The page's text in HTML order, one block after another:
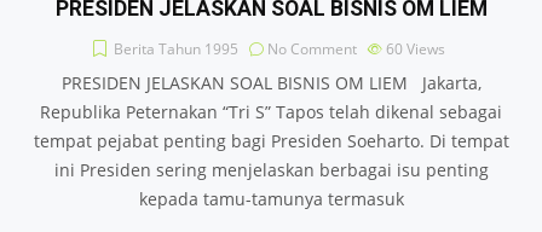
PRESIDEN JELASKAN SOAL BISNIS OM LIEM
Berita Tahun 1995 No Comment 60 Views
PRESIDEN JELASKAN SOAL BISNIS OM LIEM Jakarta,
Republika Peternakan “Tri S” Tapos telah dikenal sebagai
tempat pejabat penting bagi Presiden Soeharto. Di tempat
ini Presiden sering menjelaskan berbagai isu penting
kepada tamu-tamunya termasuk